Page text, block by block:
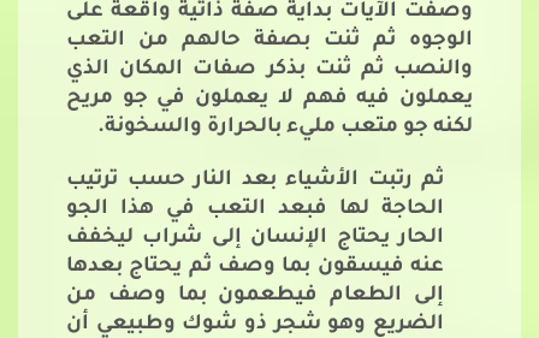
وصفت الآيات بداية صفة ذاتية واقعة على
الوجوه ثم ثنت بصفة حالهم من التعب
والنصب ثم ثنت بذكر صفات المكان الذي
يعملون فيه فهم لا يعملون في جو مريح
لكنه جو متعب مليء بالحرارة والسخونة.
ثم رتبت الأشياء بعد النار حسب ترتيب
الحاجة لها فبعد التعب في هذا الجو
الحار يحتاج الإنسان إلى شراب ليخفف
عنه فيسقون بما وصف ثم يحتاج بعدها
إلى الطعام فيطعمون بما وصف من
الضريع وهو شجر ذو شوك وطبيعي أن